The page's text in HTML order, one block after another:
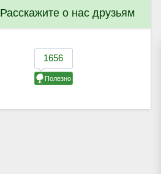
Расскажите о нас друзьям